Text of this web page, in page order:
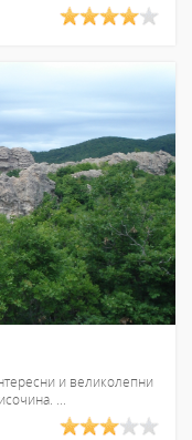
и великолепни
...